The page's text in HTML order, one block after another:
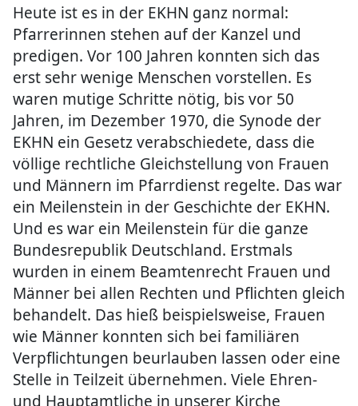
Heute ist es in der EKHN ganz normal:
Pfarrerinnen stehen auf der Kanzel und
predigen. Vor 100 Jahren konnten sich das
erst sehr wenige Menschen vorstellen. Es
waren mutige Schritte nötig, bis vor 50
Jahren, im Dezember 1970, die Synode der
EKHN ein Gesetz verabschiedete, dass die
völlige rechtliche Gleichstellung von Frauen
und Männern im Pfarrdienst regelte. Das war
ein Meilenstein in der Geschichte der EKHN.
Und es war ein Meilenstein für die ganze
Bundesrepublik Deutschland. Erstmals
wurden in einem Beamtenrecht Frauen und
Männer bei allen Rechten und Pflichten gleich
behandelt. Das hieß beispielsweise, Frauen
wie Männer konnten sich bei familiären
Verpflichtungen beurlauben lassen oder eine
Stelle in Teilzeit übernehmen. Viele Ehren-
und Hauptamtliche in unserer Kirche